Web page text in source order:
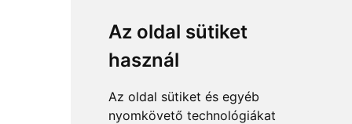
Az oldal sütiket
használ
Az oldal sütiket és egyéb
nyomkövető technológiákat
1 2